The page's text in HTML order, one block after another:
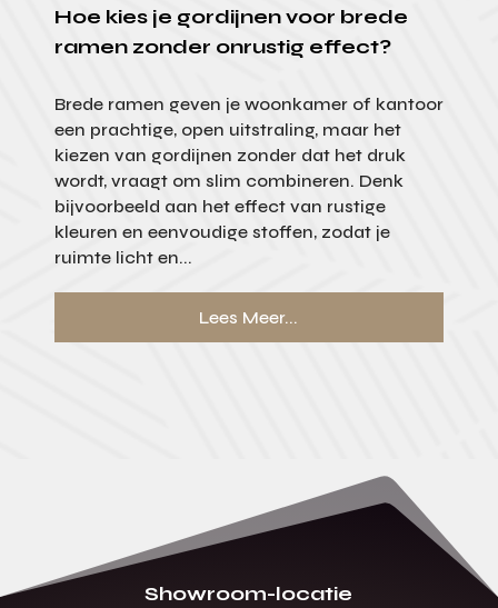
Hoe kies je gordijnen voor brede
ramen zonder onrustig effect?
Brede ramen geven je woonkamer of kantoor
een prachtige, open uitstraling, maar het
kiezen van gordijnen zonder dat het druk
wordt, vraagt om slim combineren. Denk
bijvoorbeeld aan het effect van rustige
kleuren en eenvoudige stoffen, zodat je
ruimte licht en...
Lees Meer...
Showroom-locatie